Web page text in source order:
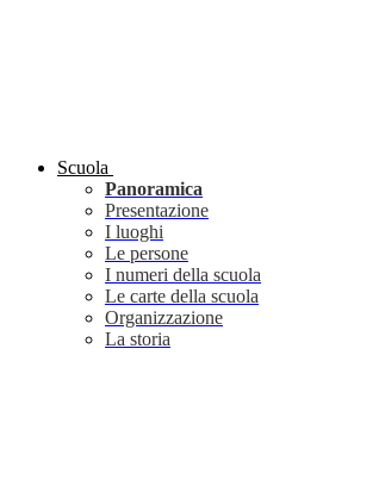
Scuola
Panoramica
Presentazione
I luoghi
Le persone
I numeri della scuola
Le carte della scuola
Organizzazione
La storia